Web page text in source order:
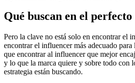
Qué buscan en el
Pero la clave no está solo en encontrar el
encontrar el influencer más adecuado
que encontrar al influencer que mejor
y lo que la marca quiere y sobre todo con
estrategia están buscando.